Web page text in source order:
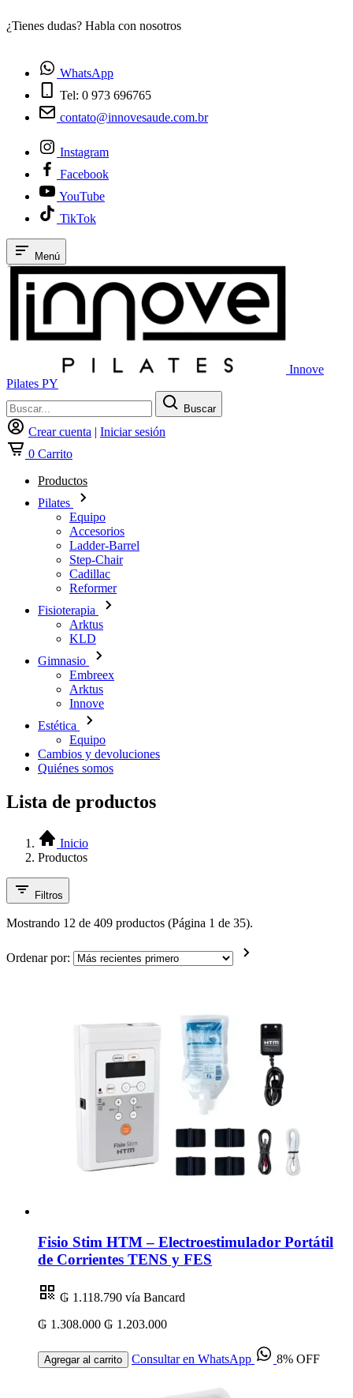
¿Tienes dudas? Habla con nosotros
WhatsApp
Tel: 0 973 696765
contato@innovesaude.com.br
Instagram
Facebook
YouTube
TikTok
Menú
Innove
Pilates PY
Buscar
Crear cuenta | Iniciar sesión
0 Carrito
Productos
Pilates
Equipo
Accesorios
Ladder-Barrel
Step-Chair
Cadillac
Reformer
Fisioterapia
Arktus
KLD
Gimnasio
Embreex
Arktus
Innove
Estética
Equipo
Cambios y devoluciones
Quiénes somos
Lista de productos
Inicio
Productos
Filtros
Mostrando 12 de 409 productos (Página 1 de 35).
Ordenar por:
Fisio Stim HTM – Electroestimulador Portátil
de Corrientes TENS y FES
₲ 1.118.790 vía Bancard
₲ 1.308.000 ₲ 1.203.000
Agregar al carrito Consultar en WhatsApp 8% OFF